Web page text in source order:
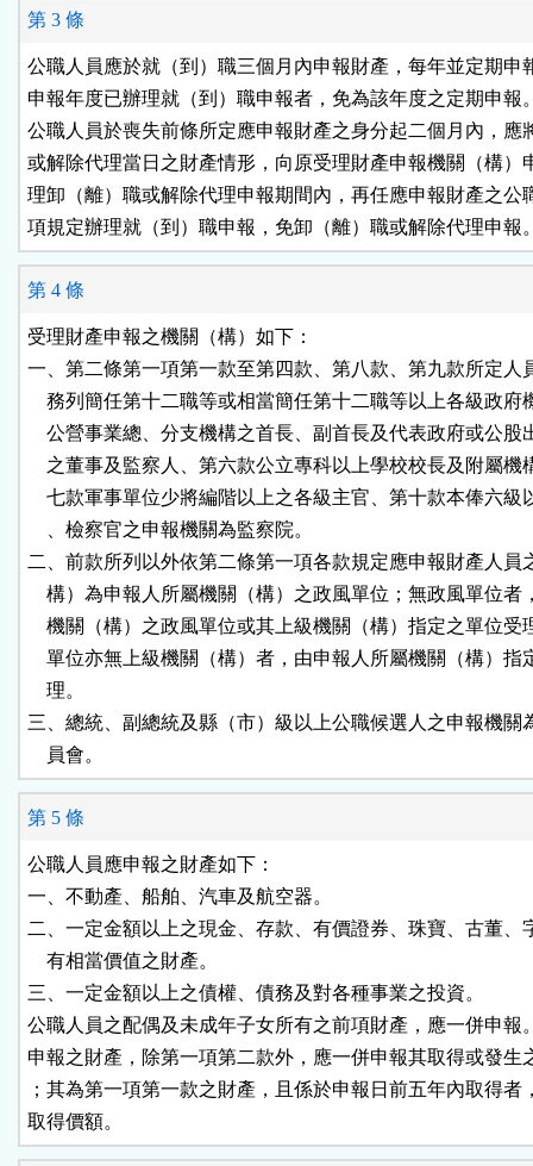
第 3 條
公職人員應於就（到）職三個月內申報財產，每年並定期申
申報年度已辦理就（到）職申報者，免為該年度之定期申報
公職人員於喪失前條所定應申報財產之身分起二個月內，應
或解除代理當日之財產情形，向原受理財產申報機關（構）
理卸（離）職或解除代理申報期間內，再任應申報財產之公
項規定辦理就（到）職申報，免卸（離）職或解除代理申報
第 4 條
受理財產申報之機關（構）如下：
一、第二條第一項第一款至第四款、第八款、第九款所定人
務列簡任第十二職等或相當簡任第十二職等以上各級政府
公營事業總、分支機構之首長、副首長及代表政府或公股
之董事及監察人、第六款公立專科以上學校校長及附屬機
七款軍事單位少將編階以上之各級主官、第十款本俸六級
    、檢察官之申報機關為監察院。
二、前款所列以外依第二條第一項各款規定應申報財產人員
構）為申報人所屬機關（構）之政風單位；無政風單位者
機關（構）之政風單位或其上級機關（構）指定之單位受
單位亦無上級機關（構）者，由申報人所屬機關（構）指
    理。
三、總統、副總統及縣（市）級以上公職候選人之申報機關
    員會。
第 5 條
公職人員應申報之財產如下：
一、不動產、船舶、汽車及航空器。
二、一定金額以上之現金、存款、有價證券、珠寶、古董、
    有相當價值之財產。
三、一定金額以上之債權、債務及對各種事業之投資。
公職人員之配偶及未成年子女所有之前項財產，應一併申報
申報之財產，除第一項第二款外，應一併申報其取得或發生
；其為第一項第一款之財產，且係於申報日前五年內取得者
取得價額。